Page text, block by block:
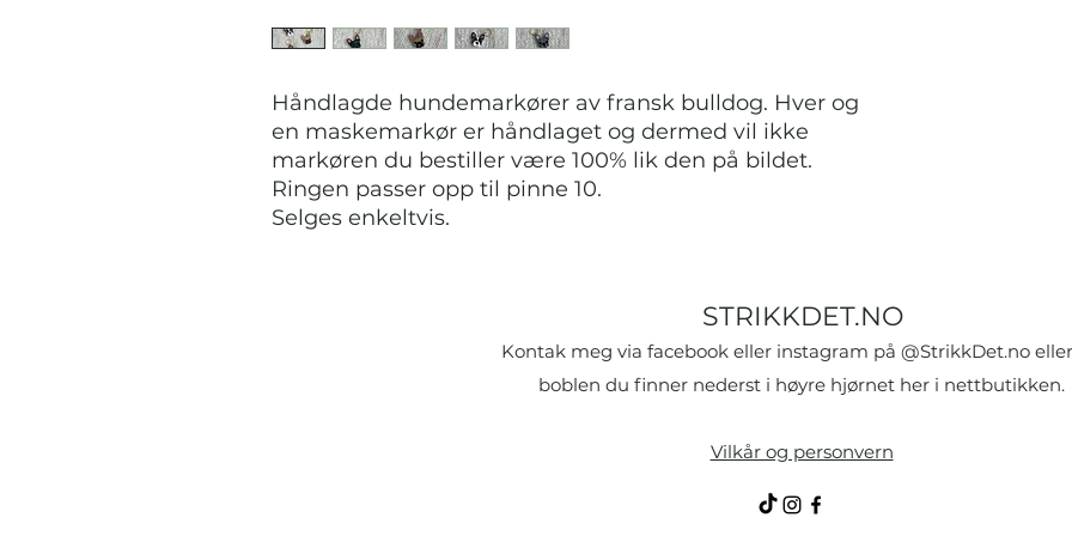
Håndlagde hundemarkører av fransk bulldog. Hver og
en maskemarkør er håndlaget og dermed vil ikke
markøren du bestiller være 100% lik den på bildet.
Ringen passer opp til pinne 10.
Selges enkeltvis.
STRIKKDET.NO
Kontak meg via facebook eller instagram på @StrikkDet.no
boblen du finner nederst i høyre hjørnet her i nettbutikken.
Vilkår og personvern